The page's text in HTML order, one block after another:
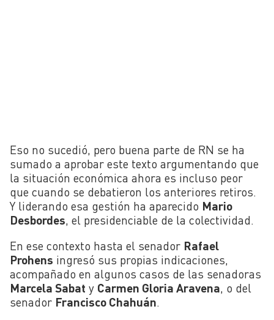
Eso no sucedió, pero buena parte de RN se ha
sumado a aprobar este texto argumentando que
la situación económica ahora es incluso peor
que cuando se debatieron los anteriores retiros.
Y liderando esa gestión ha aparecido Mario
Desbordes, el presidenciable de la colectividad.
En ese contexto hasta el senador Rafael
Prohens ingresó sus propias indicaciones,
acompañado en algunos casos de las senadoras
Marcela Sabat y Carmen Gloria Aravena, o del
senador Francisco Chahuán.